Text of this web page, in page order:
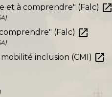
et à comprendre" (Falc) open_in_new
(Falc) open_in_new
inclusion (CMI) open_in_new